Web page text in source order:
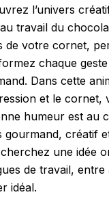
l’univers
travail du
de votre cornet,
chaque
Dans cette
et le
humeur est au
gourmand, créatif
une idée
de travail,
idéal.